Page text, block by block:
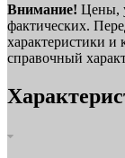
Внимание! Цены,
фактических.
характеристики
справочный